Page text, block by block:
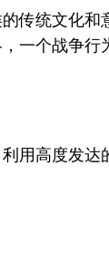
传统文化和
一个战争行
用高度发达